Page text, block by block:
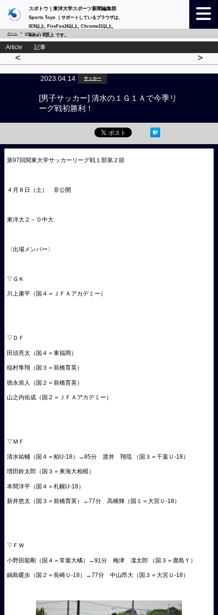
スポトウ｜東洋大学スポーツ新聞編集部
Sports Toyo ｜サポートしているブラウザは、
IE9以上, FireFox26以上, Chrome31以上,
Safari 6以上 です。
ホーム Article 詳細
Article 記事
< >
2023.04.14 サッカー
[男子サッカー] 清水の１Ｇ１Ａで今季リ
ーグ戦初勝利！
第97回関東大学サッカーリーグ戦１部第２節
４月８日（土） 非公開
東洋大２－０中大
〈出場メンバー〉
▽ＧＫ
川上康平（国４＝ＪＦＡアカデミー）
▽ＤＦ
田頭亮太（国４＝東福岡）
稲村隼翔（国３＝前橋育英）
徳永祟人（国２＝前橋育英）
山之内佑成（国２＝ＪＦＡアカデミー）
▽ＭＦ
清水祐輔（国４＝柏U-18）→85分 渡井 翔琉 （国３＝千葉Ｕ-18）
増田鈴太郎（国３＝東海大相模）
本間洋平（国４＝札幌U-18）
新井悠太（国３＝前橋育英）→77分 高橋輝（国１＝大宮Ｕ-18）
▽ＦＷ
小野田龍剛（国４＝常葉大橘）→91分 梅津 凜太郎 （国３＝鹿島Ｙ）
鍋島暖歩（国２＝長崎Ｕ-18）→77分 中山昂大（国３＝大宮Ｕ-18）